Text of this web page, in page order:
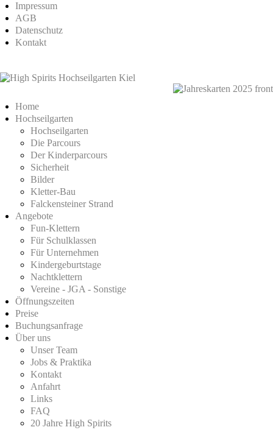
Impressum
AGB
Datenschutz
Kontakt
Home
Hochseilgarten
Hochseilgarten
Die Parcours
Der Kinderparcours
Sicherheit
Bilder
Kletter-Bau
Falckensteiner Strand
Angebote
Fun-Klettern
Für Schulklassen
Für Unternehmen
Kindergeburtstage
Nachtklettern
Vereine - JGA - Sonstige
Öffnungszeiten
Preise
Buchungsanfrage
Über uns
Unser Team
Jobs & Praktika
Kontakt
Anfahrt
Links
FAQ
20 Jahre High Spirits